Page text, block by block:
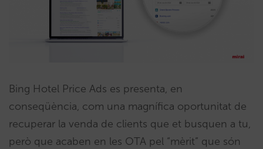
Bing Hotel Price Ads es presenta, en
conseqüència, com una magnífica oportunitat de
recuperar la venda de clients que et busquen a tu,
però que acaben en les OTA pel “mèrit” que són